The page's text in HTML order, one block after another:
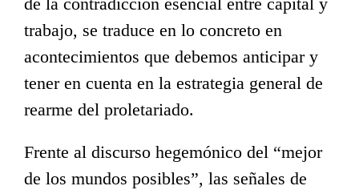
trabajo, se traduce en lo concreto en
acontecimientos que debemos anticipar y
tener en cuenta en la estrategia general de
rearme del proletariado.
Frente al discurso hegemónico del “mejor
de los mundos posibles”, las señales de